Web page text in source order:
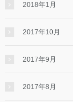
2018年1月
2017年10月
2017年9月
2017年8月